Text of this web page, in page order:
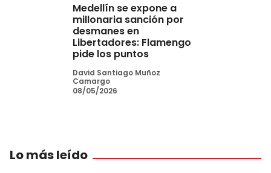
Medellín se expone a
millonaria sanción por
desmanes en
Libertadores: Flamengo
pide los puntos
David Santiago Muñoz
Camargo
08/05/2026
Lo más leído